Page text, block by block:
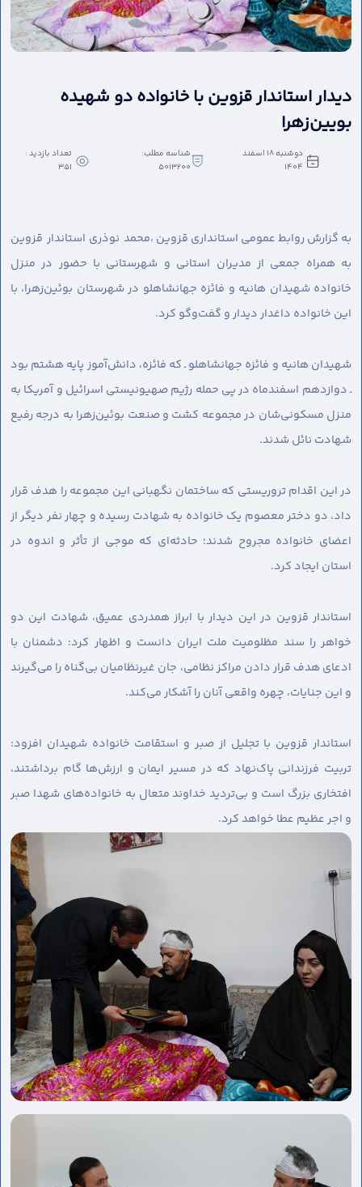
دیدار استاندار قزوین با خانواده دو شهیده
بویین‌زهرا
دوشنبه 18 اسفند
1404
شناسه مطلب:
5013200
تعداد بازدید :
351
به گزارش روابط عمومی استانداری قزوین ،محمد نوذری استاندار قزوین
به همراه جمعی از مدیران استانی و شهرستانی با حضور در منزل
خانواده شهیدان هانیه و فائزه جهانشاهلو در شهرستان بوئین‌زهرا، با
این خانواده داغدار دیدار و گفت‌وگو کرد.
شهیدان هانیه و فائزه جهانشاهلو ـ که فائزه، دانش‌آموز پایه هشتم بود
ـ دوازدهم اسفندماه در پی حمله رژیم صهیونیستی اسرائیل و آمریکا به
منزل مسکونی‌شان در مجموعه کشت و صنعت بوئین‌زهرا به درجه رفیع
شهادت نائل شدند.
در این اقدام تروریستی که ساختمان نگهبانی این مجموعه را هدف قرار
داد، دو دختر معصوم یک خانواده به شهادت رسیده و چهار نفر دیگر از
اعضای خانواده مجروح شدند؛ حادثه‌ای که موجی از تأثر و اندوه در
استان ایجاد کرد.
استاندار قزوین در این دیدار با ابراز همدردی عمیق، شهادت این دو
خواهر را سند مظلومیت ملت ایران دانست و اظهار کرد: دشمنان با
ادعای هدف قرار دادن مراکز نظامی، جان غیرنظامیان بی‌گناه را می‌گیرند
و این جنایات، چهره واقعی آنان را آشکار می‌کند.
استاندار قزوین با تجلیل از صبر و استقامت خانواده شهیدان افزود:
تربیت فرزندانی پاک‌نهاد که در مسیر ایمان و ارزش‌ها گام برداشتند،
افتخاری بزرگ است و بی‌تردید خداوند متعال به خانواده‌های شهدا صبر
و اجر عظیم عطا خواهد کرد.